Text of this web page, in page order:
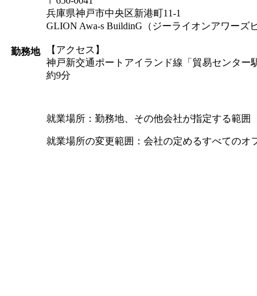
勤務地
兵庫県神戸市中央区新港町11-1
GLION Awa‐s BuildinG（ジーライオンアワーズ
【アクセス】
神戸新交通ポートアイランド線「貿易センタ
約9分
就業場所：勤務地、その他会社が指定する範囲
就業場所の変更範囲：会社の定めるすべてのオ